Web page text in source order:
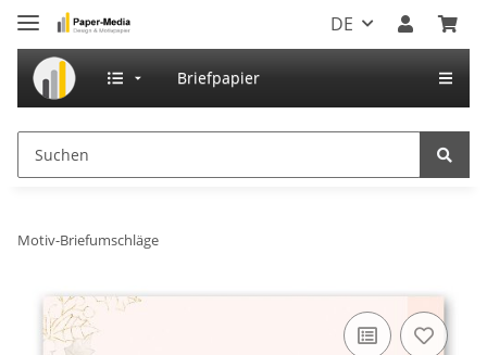
DE
Briefpapier
Motiv-Briefumschläge